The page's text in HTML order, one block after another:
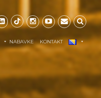
NABAVKE KONTAKT